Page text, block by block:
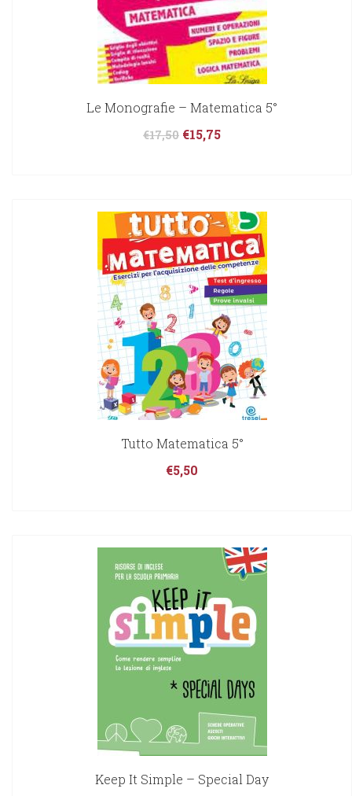
Le Monografie – Matematica 5°
€17,50 €15,75
Tutto Matematica 5°
€5,50
Keep It Simple – Special Day